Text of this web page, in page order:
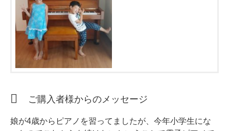
中古ピアノ
修理
ご購入者様からのメッセージ
娘が4歳からピアノを習ってましたが、今年小学生にな